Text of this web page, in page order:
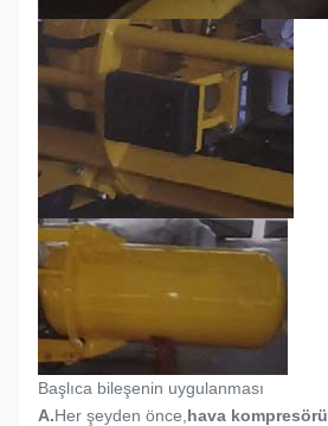
Başlıca bileşenin uygulanması
A.Her şeyden önce, hava kompresörü